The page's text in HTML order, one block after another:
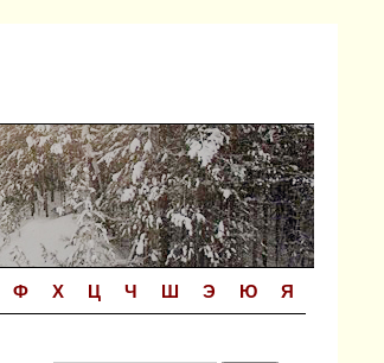
Ф Х Ц Ч Ш Э Ю Я